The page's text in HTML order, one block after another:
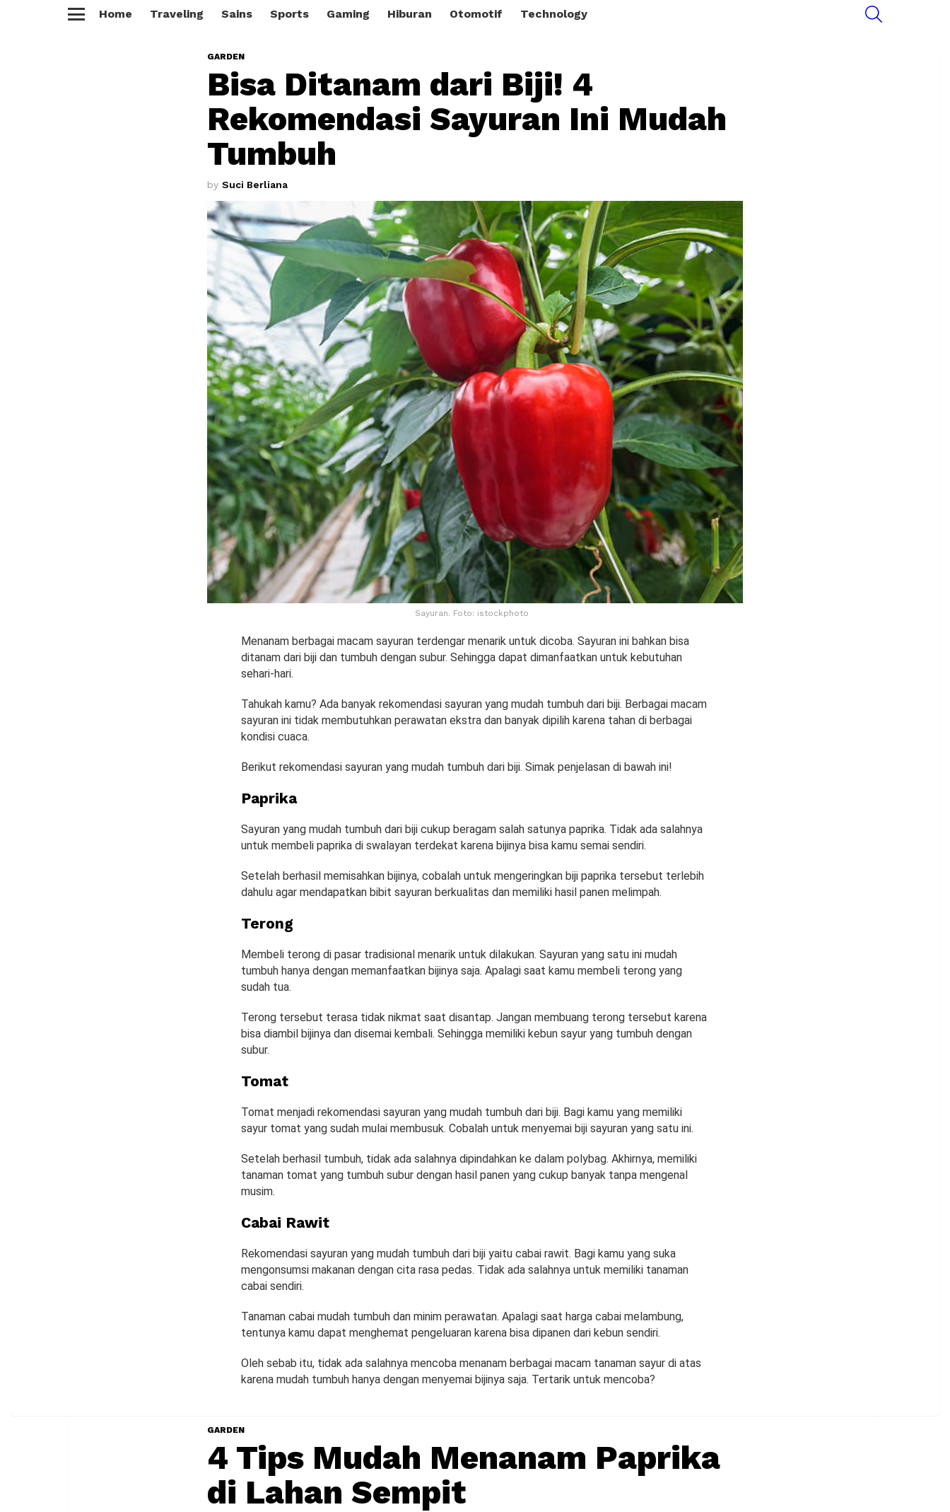
Home Traveling Sains Sports Gaming Hiburan Otomotif Technology
GARDEN
Bisa Ditanam dari Biji! 4
Rekomendasi Sayuran Ini Mudah
Tumbuh
by Suci Berliana
Sayuran. Foto: istockphoto
Menanam berbagai macam sayuran terdengar menarik untuk dicoba. Sayuran ini bahkan bisa
ditanam dari biji dan tumbuh dengan subur. Sehingga dapat dimanfaatkan untuk kebutuhan
sehari-hari.
Tahukah kamu? Ada banyak rekomendasi sayuran yang mudah tumbuh dari biji. Berbagai macam
sayuran ini tidak membutuhkan perawatan ekstra dan banyak dipilih karena tahan di berbagai
kondisi cuaca.
Berikut rekomendasi sayuran yang mudah tumbuh dari biji. Simak penjelasan di bawah ini!
Paprika
Sayuran yang mudah tumbuh dari biji cukup beragam salah satunya paprika. Tidak ada salahnya
untuk membeli paprika di swalayan terdekat karena bijinya bisa kamu semai sendiri.
Setelah berhasil memisahkan bijinya, cobalah untuk mengeringkan biji paprika tersebut terlebih
dahulu agar mendapatkan bibit sayuran berkualitas dan memiliki hasil panen melimpah.
Terong
Membeli terong di pasar tradisional menarik untuk dilakukan. Sayuran yang satu ini mudah
tumbuh hanya dengan memanfaatkan bijinya saja. Apalagi saat kamu membeli terong yang
sudah tua.
Terong tersebut terasa tidak nikmat saat disantap. Jangan membuang terong tersebut karena
bisa diambil bijinya dan disemai kembali. Sehingga memiliki kebun sayur yang tumbuh dengan
subur.
Tomat
Tomat menjadi rekomendasi sayuran yang mudah tumbuh dari biji. Bagi kamu yang memiliki
sayur tomat yang sudah mulai membusuk. Cobalah untuk menyemai biji sayuran yang satu ini.
Setelah berhasil tumbuh, tidak ada salahnya dipindahkan ke dalam polybag. Akhirnya, memiliki
tanaman tomat yang tumbuh subur dengan hasil panen yang cukup banyak tanpa mengenal
musim.
Cabai Rawit
Rekomendasi sayuran yang mudah tumbuh dari biji yaitu cabai rawit. Bagi kamu yang suka
mengonsumsi makanan dengan cita rasa pedas. Tidak ada salahnya untuk memiliki tanaman
cabai sendiri.
Tanaman cabai mudah tumbuh dan minim perawatan. Apalagi saat harga cabai melambung,
tentunya kamu dapat menghemat pengeluaran karena bisa dipanen dari kebun sendiri.
Oleh sebab itu, tidak ada salahnya mencoba menanam berbagai macam tanaman sayur di atas
karena mudah tumbuh hanya dengan menyemai bijinya saja. Tertarik untuk mencoba?
GARDEN
4 Tips Mudah Menanam Paprika
di Lahan Sempit